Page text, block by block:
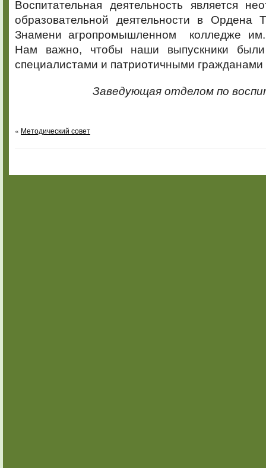
Воспитательная деятельность является
образовательной деятельности в Ордена
Знамени агропромышленном колледже
Нам важно, чтобы наши выпускники были
специалистами и патриотичными
Заведующая отделом по
« Методический совет